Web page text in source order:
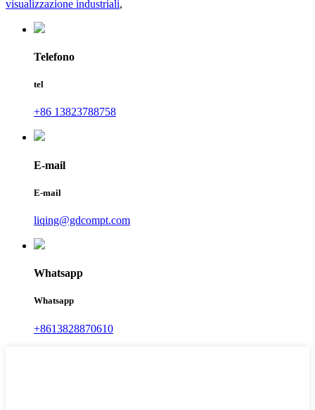
visualizzazione industriali,
Telefono
tel
+86 13823788758
E-mail
E-mail
liqing@gdcompt.com
Whatsapp
Whatsapp
+8613828870610